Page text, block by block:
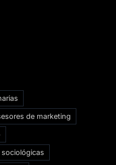
de marketing